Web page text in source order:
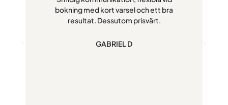
bokning med kort varsel och ett bra
resultat. Dessutom prisvärt.
GABRIEL D